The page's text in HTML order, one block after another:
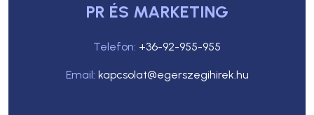
PR ÉS MARKETING
Telefon: +36-92-955-955
Email: kapcsolat@egerszegihirek.hu